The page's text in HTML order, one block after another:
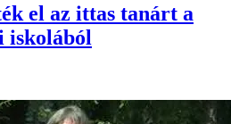
el az ittas tanárt a
iskolából